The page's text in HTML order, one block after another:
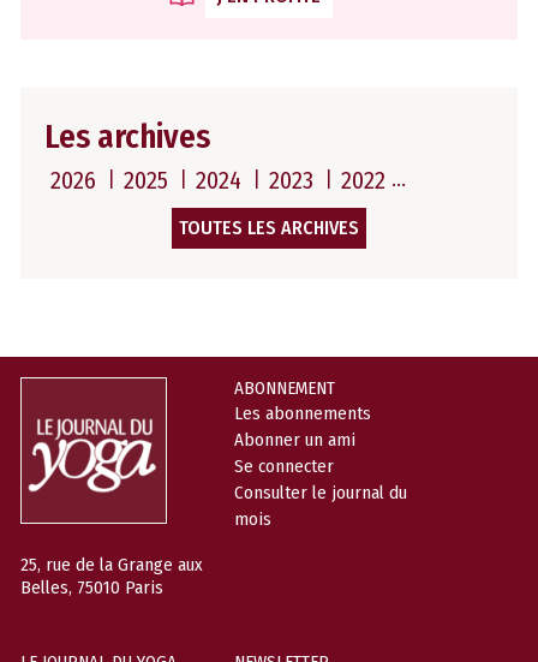
Les archives
2026 2025 2024 2023 2022
TOUTES LES ARCHIVES
25, rue de la Grange aux
Belles, 75010 Paris
ABONNEMENT
Les abonnements
Abonner un ami
Se connecter
Consulter le journal du
mois